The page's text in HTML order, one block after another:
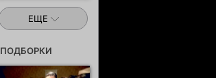
ЕЩЕ
ПОДБОРКИ